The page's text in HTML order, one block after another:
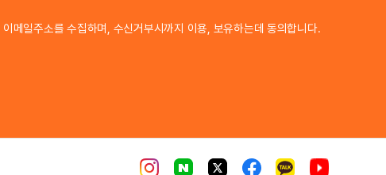
메일주소를 수집하며, 수신거부시까지 이용, 보유하는데 동의합니다.